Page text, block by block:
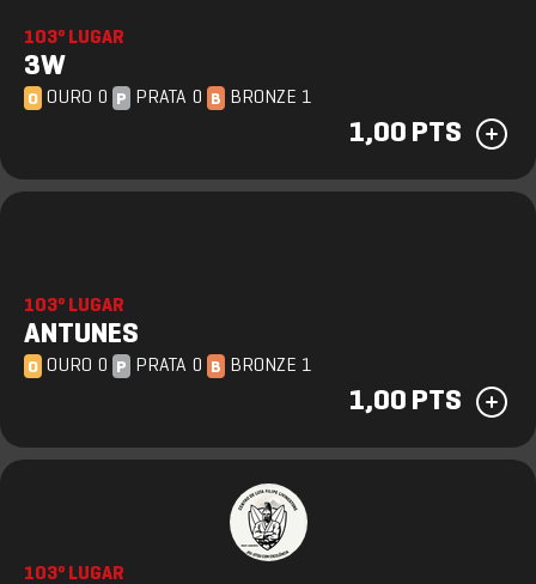
103º LUGAR
3W
O OURO 0 P PRATA 0 B BRONZE 1
1,00 PTS
103º LUGAR
ANTUNES
O OURO 0 P PRATA 0 B BRONZE 1
1,00 PTS
103º LUGAR